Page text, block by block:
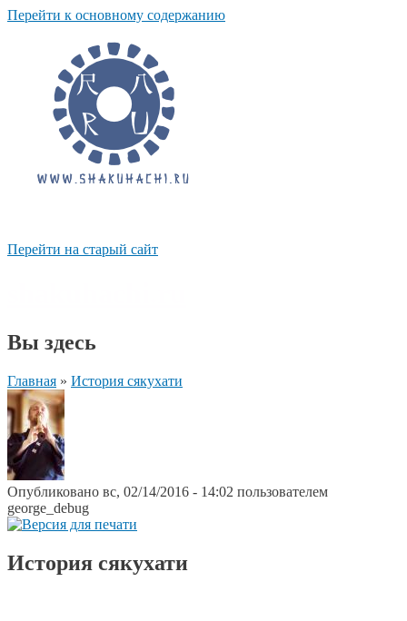
Перейти к основному содержанию
Перейти на старый сайт
Вы здесь
Главная » История сякухати
Опубликовано вс, 02/14/2016 - 14:02 пользователем
george_debug
История сякухати